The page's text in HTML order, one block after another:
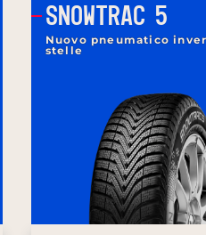
SNOWTRAC 5
Nuovo pneumatico
stelle